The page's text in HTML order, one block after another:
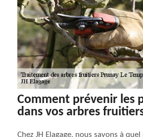
Comment prévenir les
dans vos arbres
Chez JH Elagage, nous savons à